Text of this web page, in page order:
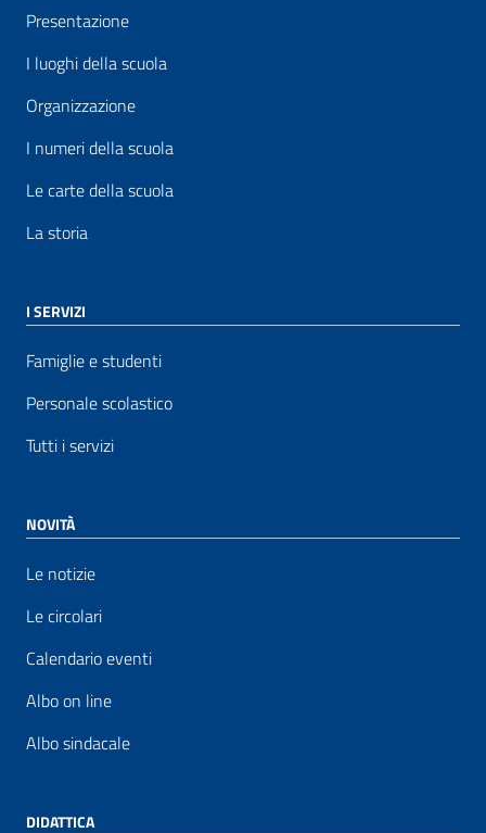
Presentazione
I luoghi della scuola
Organizzazione
I numeri della scuola
Le carte della scuola
La storia
I SERVIZI
Famiglie e studenti
Personale scolastico
Tutti i servizi
NOVITÀ
Le notizie
Le circolari
Calendario eventi
Albo on line
Albo sindacale
DIDATTICA